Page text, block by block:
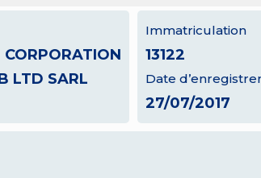
LTD SARL
Immatriculation
13122
Date
27/07/2017